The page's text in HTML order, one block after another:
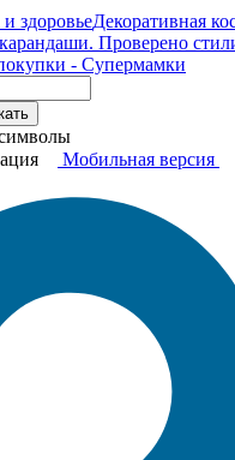
здоровьеДекоративная
Проверено
Мобильная версия